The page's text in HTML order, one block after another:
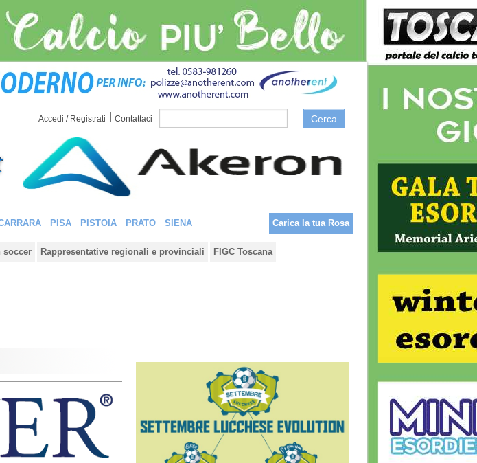
Accedi / Registrati Contattaci Cerca
PISA PISTOIA PRATO SIENA Carica la tua Rosa
soccer Rappresentative regionali e provinciali FIGC Toscana